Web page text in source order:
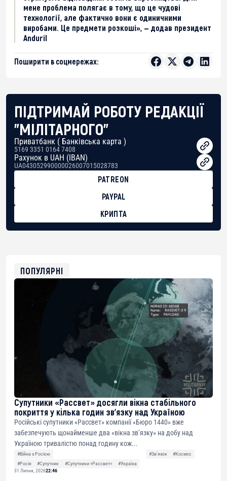
мене проблема полягає в тому, що це чудові
технології, але фактично вони є одиничними
виробами. Це предмети розкоші», — додав президент
Anduril
Поширити в соцмережах:
ПІДТРИМАЙ РОБОТУ РЕДАКЦІЇ
"МІЛІТАРНОГО"
Приватбанк ( Банківська карта )
5169 3351 0164 7408
Рахунок в UAH (IBAN)
UA043052990000026007015028783
PATREON
PAYPAL
КРИПТА
0xfD02863D3289416fcF50975c9DFda13623f97758
ПОПУЛЯРНІ
Супутники «Рассвет» досягли вікна стабільного
покриття у кілька годин зв’язку над Україною
Російські супутники «Рассвет» компанії «Бюро 1440» вже
забезпечують щонайменше два «вікна зв’язку» на добу над
Україною тривалістю понад годину кож...
#Війна з Росією #Звʼязок
#Космос
#Росія
#Супутник #Супутники «Рассвет»
#Україна
31 Липня, 202622:46